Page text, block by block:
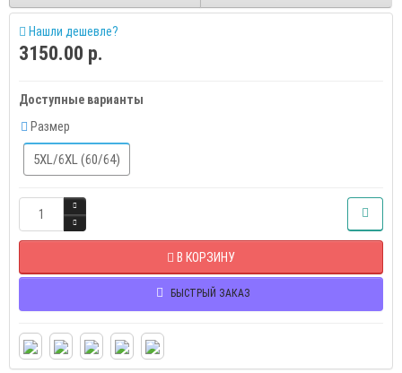
Нашли дешевле?
3150.00 р.
Доступные варианты
Размер
5XL/6XL (60/64)
В КОРЗИНУ
БЫСТРЫЙ ЗАКАЗ